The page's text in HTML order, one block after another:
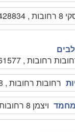
רחובות רחובות , 050-6282018
מחמד ויצמן 8 רחובות , 086325522